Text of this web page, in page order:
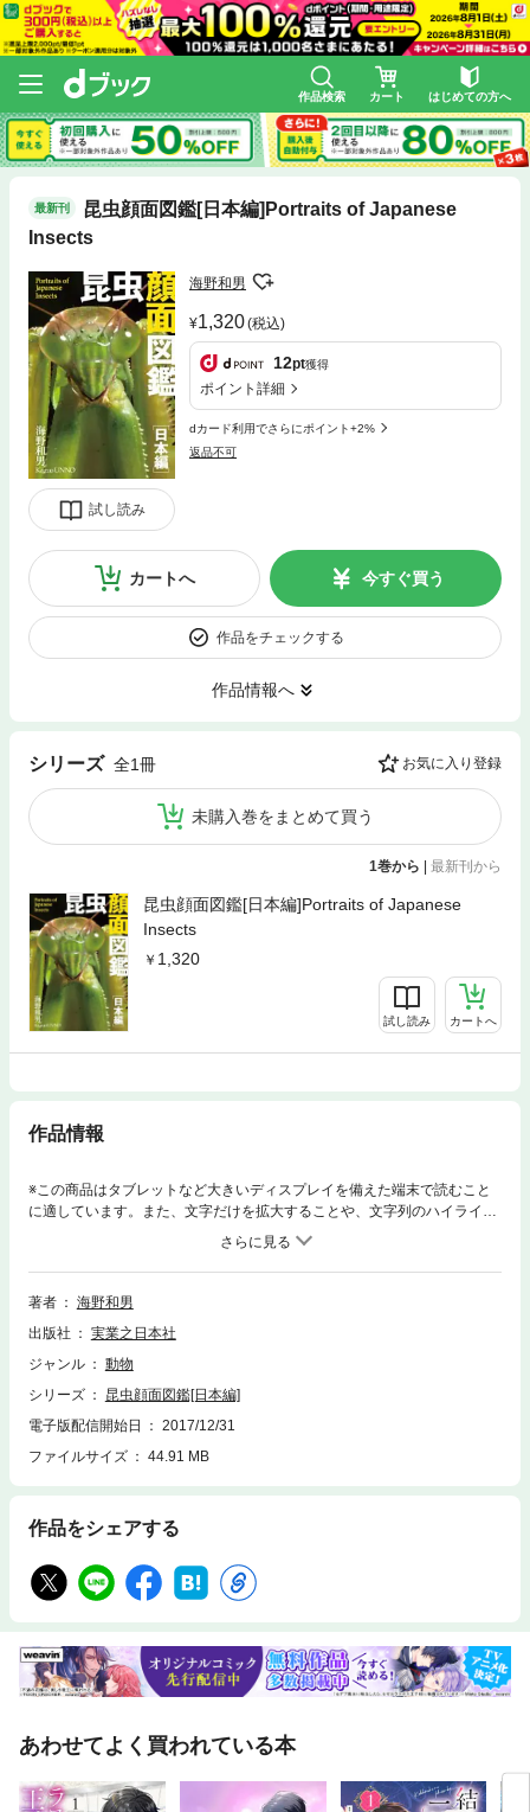
作品検索 カート はじめての方へ
最新刊
昆虫顔面図鑑[日本編]Portraits of Japanese
Insects
試し読み
海野和男
1,320(税込)
12pt獲得
ポイント詳細
dカード利用でさらにポイント+2%
返品不可
カートへ 今すぐ買う
作品をチェックする
作品情報へ
シリーズ 全1冊 お気に入り登録
未購入巻をまとめて買う
1巻から | 最新刊から
昆虫顔面図鑑[日本編]Portraits of Japanese
Insects
1,320
試し読み カートへ
作品情報
※この商品はタブレットなど大きいディスプレイを備えた端末で読むこと
に適しています。また、文字だけを拡大することや、文字列のハイライ
ト、検索、辞書の参照、引用などの機能が使用できません。肉眼で見るこ
とができない小さな虫の顔に、極限まで近づいて撮影した昆虫顔面写真図
鑑です。著者・海野和男は昆虫写真家の草分け的存在。長年昆虫を撮り続
け、これまで撮りためてきた虫たちの迫力あるポートレイトが、ページを
ことがなかった、と気付かされることも多いはず。知られざる虫の生態
も、貴重な写真とともにじっくりと解説。“蠱惑的昆虫ワールド”を存分に
す。
著者
海野和男
出版社
実業之日本社
ジャンル
動物
シリーズ
昆虫顔面図鑑[日本編]
電子版配信開始日
2017/12/31
ファイルサイズ
44.91 MB
作品をシェアする
あわせてよく買われている本